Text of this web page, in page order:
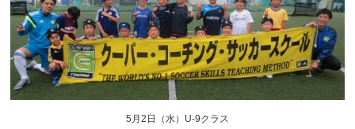
5月2日（水）U-9クラス